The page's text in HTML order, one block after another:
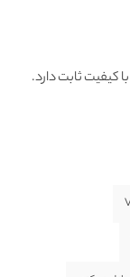
کیفیت ثابت دارد.